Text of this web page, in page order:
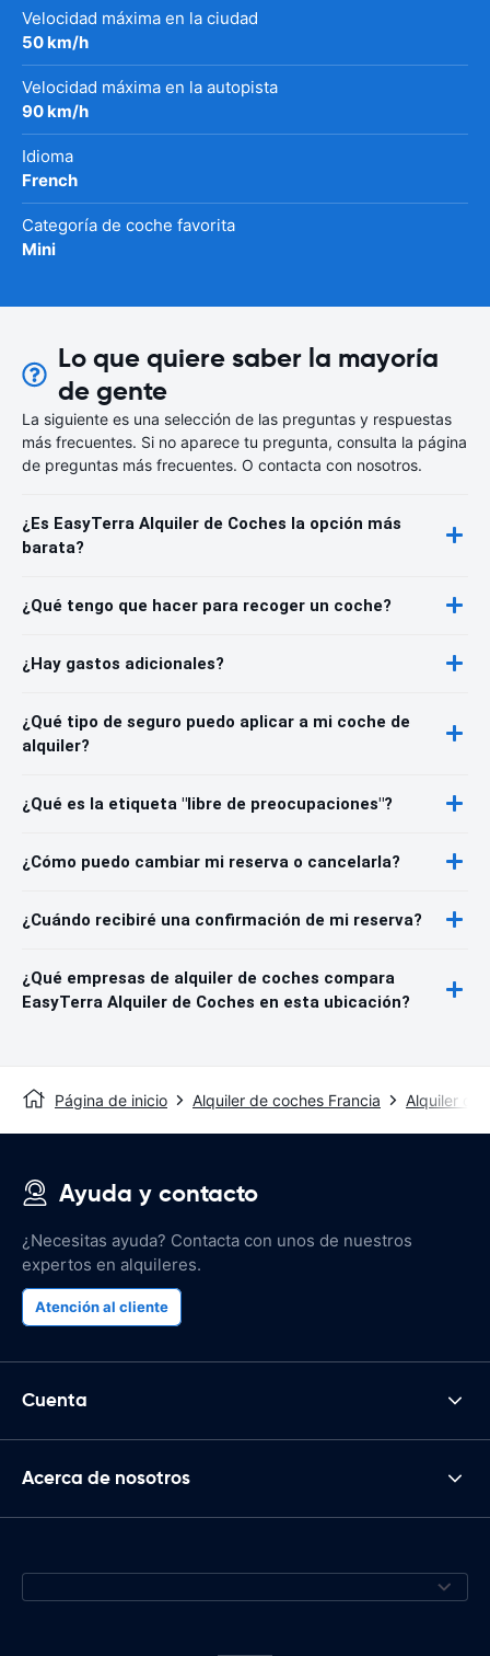
Velocidad máxima en la ciudad
50 km/h
Velocidad máxima en la autopista
90 km/h
Idioma
French
Categoría de coche favorita
Mini
Lo que quiere saber la mayoría
de gente
La siguiente es una selección de las preguntas y respuestas
más frecuentes. Si no aparece tu pregunta, consulta la página
de preguntas más frecuentes. O contacta con nosotros.
¿Es EasyTerra Alquiler de Coches la opción más
barata?
¿Qué tengo que hacer para recoger un coche?
¿Hay gastos adicionales?
¿Qué tipo de seguro puedo aplicar a mi coche de
alquiler?
¿Qué es la etiqueta "libre de preocupaciones"?
¿Cómo puedo cambiar mi reserva o cancelarla?
¿Cuándo recibiré una confirmación de mi reserva?
¿Qué empresas de alquiler de coches compara
EasyTerra Alquiler de Coches en esta ubicación?
Página de inicio Alquiler de coches Francia Alquiler de
Ayuda y contacto
¿Necesitas ayuda? Contacta con unos de nuestros
expertos en alquileres.
Atención al cliente
Cuenta
Acerca de nosotros